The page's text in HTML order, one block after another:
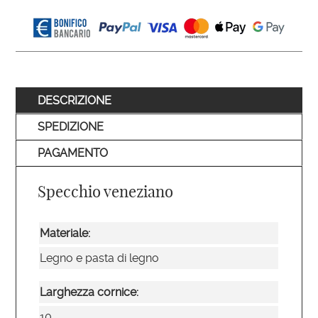
DESCRIZIONE
SPEDIZIONE
PAGAMENTO
Specchio veneziano
Materiale:
Legno e pasta di legno
Larghezza cornice: